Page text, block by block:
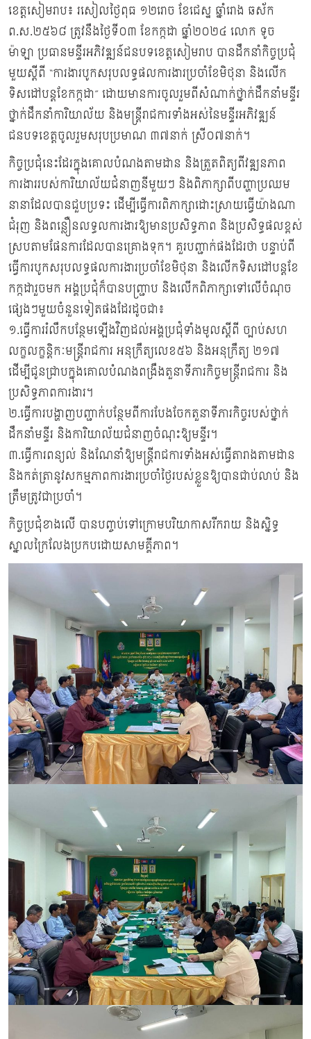
ខេត្តសៀមរាប៖ រសៀលថ្ងៃពុធ ១២រោច ខែជេស្ឋ ឆ្នាំរោង ឆស័ក
ព.ស.២៥៦៨ ត្រូវនឹងថ្ងៃទី០៣ ខែកក្កដា ឆ្នាំ២០២៤ លោក ទូច
ម៉ាឡា ប្រធានមន្ទីរអភិវឌ្ឍន៍ជនបទខេត្តសៀមរាប បានដឹកនាំកិច្ចប្រជុំ
មួយស្តីពី “ការងារបូកសរុបលទ្ធផលការងារប្រចាំខែមិថុនា និងលើក
ទិសដៅបន្តខែកក្កដា” ដោយមានការចូលរួមពីសំណាក់ថ្នាក់ដឹកនាំមន្ទីរ
ថ្នាក់ដឹកនាំការិយាល័យ និងមន្ត្រីរាជការទាំងអស់នៃមន្ទីរអភិវឌ្ឍន៍
ជនបទខេត្តចូលរួមសរុបប្រមាណ ៣៧នាក់ ស្រី០៧នាក់។
កិច្ចប្រជុំនេះដែរក្នុងគោលបំណងតាមដាន និងត្រួតពិត្យពីវឌ្ឍនភាព
ការងាររបស់ការិយាល័យជំនាញនីមួយៗ និងពិភាក្សាពីបញ្ហាប្រឈម
នានាដែលបានជួបប្រទះ ដើម្បីធ្វើការពិភាក្សាដោះស្រាយធ្វើយ៉ាងណា
ជំរុញ និងពន្លឿនលទ្ធលការងារឱ្យមានប្រសិទ្ធភាព និងប្រសិទ្ធផលខ្ពស់
ស្របតាមផែនការដែលបានគ្រោងទុក។ គួរបញ្ជាក់ផងដែរថា បន្ទាប់ពី
ធ្វើការបូកសរុបលទ្ធផលការងារប្រចាំខែមិថុនា និងលើកទិសដៅបន្តខែ
កក្កដារួចមក អង្គប្រជុំក៏បានបញ្ជ្រាប និងលើកពិភាក្សាទៅលើចំណុច
ផ្សេងៗមួយចំនួនទៀតផងដែរដូចជា៖
១.ធ្វើការរំលឹកបន្ថែមឡើងវិញដល់អង្គប្រជុំទាំងមូលស្តីពី ច្បាប់សហ
លក្ខលក្ខន្តិកៈមន្រ្តីរាជការ អនុក្រឹត្យលេខ៥៦ និងអនុក្រឹត្យ ២១៧
ដើម្បីជូនជ្រាបក្នុងគោលបំណងពង្រឹងតួនាទីភារកិច្ចមន្រ្តីរាជការ និង
ប្រសិទ្ធភាពការងារ។
២.ធ្វើការបង្ហាញបញ្ជាក់បន្ថែមពីការបែងចែកតួនាទីភារកិច្ចរបស់ថ្នាក់
ដឹកនាំមន្ទីរ និងការិយាល័យជំនាញចំណុះឱ្យមន្ទីរ។
៣.ធ្វើការពន្យល់ និងណែនាំឱ្យមន្រ្តីរាជការទាំងអស់ធ្វើតារាងតាមដាន
និងកត់ត្រានូវសកម្មភាពការងារប្រចាំថ្ងៃរបស់ខ្លួនឱ្យបានជាប់លាប់ និង
ត្រឹមត្រូវជាប្រចាំ។
កិច្ចប្រជុំខាងលើ បានបញ្ចប់ទៅក្រោមបរិយាកាសរីករាយ និងស្និទ្ធ
ស្នាលក្រៃលែងប្រកបដោយសាមគ្គីភាព។